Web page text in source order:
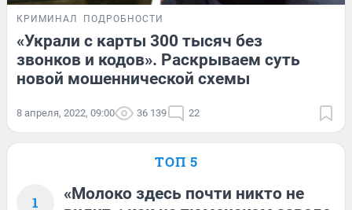
КРИМИНАЛ ПОДРОБНОСТИ
«Украли с карты 300 тысяч без
звонков и кодов». Раскрываем суть
новой мошеннической схемы
8 апреля, 2022, 09:00 36 139 22
ТОП 5
1
«Молоко здесь почти никто не